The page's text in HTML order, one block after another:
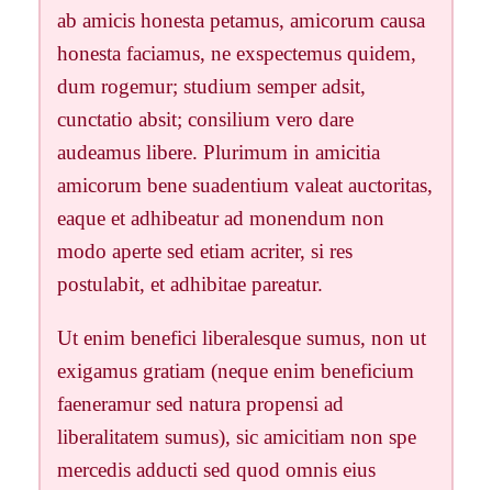
ab amicis honesta petamus, amicorum causa
honesta faciamus, ne exspectemus quidem,
dum rogemur; studium semper adsit,
cunctatio absit; consilium vero dare
audeamus libere. Plurimum in amicitia
amicorum bene suadentium valeat auctoritas,
eaque et adhibeatur ad monendum non
modo aperte sed etiam acriter, si res
postulabit, et adhibitae pareatur.
Ut enim benefici liberalesque sumus, non ut
exigamus gratiam (neque enim beneficium
faeneramur sed natura propensi ad
liberalitatem sumus), sic amicitiam non spe
mercedis adducti sed quod omnis eius